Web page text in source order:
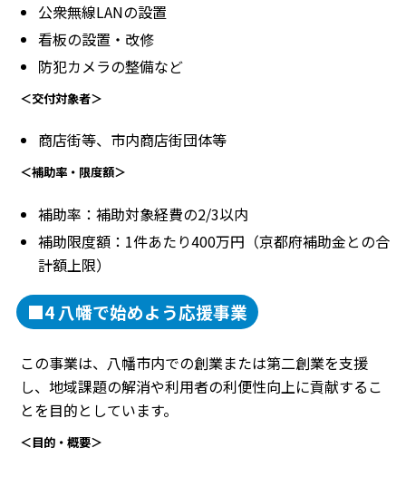
公衆無線LANの設置
看板の設置・改修
防犯カメラの整備など
＜交付対象者＞
商店街等、市内商店街団体等
＜補助率・限度額＞
補助率：補助対象経費の2/3以内
補助限度額：1件あたり400万円（京都府補助金との合
計額上限）
■4 八幡で始めよう応援事業
この事業は、八幡市内での創業または第二創業を支援
し、地域課題の解消や利用者の利便性向上に貢献するこ
とを目的としています。
＜目的・概要＞